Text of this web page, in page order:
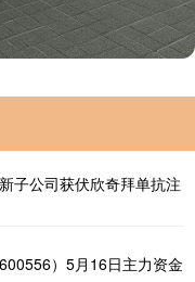
子公司获伏欣奇拜单抗注
）5月16日主力资金